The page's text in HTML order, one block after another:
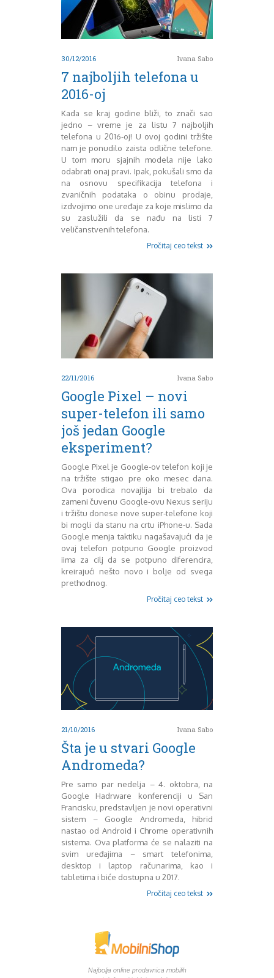
April 2020
30/12/2016 Ivana Sabo
7 najboljih telefona u
2016-oj
Kada se kraj godine bliži, to znači sao
jedno – vreme je za listu 7 najboljih
telefona u 2016-oj! U ovoj godini tržište
nam je ponudilo zaista odlične telefone.
U tom moru sjajnih modela nije lako
odabrati onaj pravi. Ipak, pokušali smo da
na osnovu specifikacija telefona i
zvaničnih podataka o obinu prodaje,
izdvojimo one uređaje za koje mislimo da
su zaslužili da se nađu na listi 7
veličanstvenih telefona.
Pročitaj ceo tekst
22/11/2016 Ivana Sabo
Google Pixel – novi
super-telefon ili samo
još jedan Google
eksperiment?
Google Pixel je Google-ov telefon koji je
na tržište stigao pre oko mesec dana.
Ova porodica novajlija bi trebalo da
zameni čuvenu Google-ovu Nexus seriju
i tržištu donese nove super-telefone koji
bi mogli da stanu na crtu iPhone-u. Sada
Google menja taktiku nagašavajući da je
ovaj telefon potpuno Google proizvod
iima za cilj da se potpuno diferencira,
kreirajući nešto novo i bolje od svega
prethodnog.
Pročitaj ceo tekst
21/10/2016 Ivana Sabo
Šta je u stvari Google
Andromeda?
Pre samo par nedelja – 4. oktobra, na
Google Hadrware konferenciji u San
Francisku, predstavljen je novi operativni
sistem – Google Andromeda, hibrid
nastao od Android i Chrome operativnih
sistema. Ova platforma će se nalaziti na
svim uređajima – smart telefonima,
desktop i laptop računarima, kao i
tabletima i biće dostupna u 2017.
Pročitaj ceo tekst
Najbolja online prodavnica mobilih